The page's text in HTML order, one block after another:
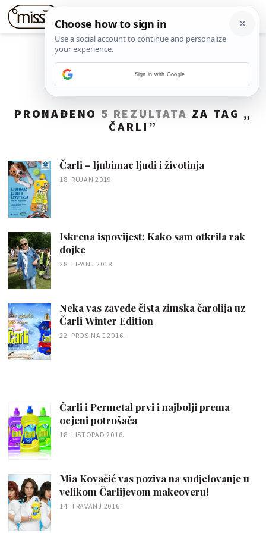
PRONAĐENO 5 REZULTATA ZA TAG „
ČARLI ”
Čarli – ljubimac ljudi i životinja
18. RUJAN 2019.
Iskrena ispovijest: Kako sam otkrila rak
dojke
28. LIPANJ 2018.
Neka vas zavede čista zimska čarolija uz
Čarli Winter Edition
22. PROSINAC 2016.
Čarli i Permetal prvi i najbolji prema
ocjeni potrošača
18. LISTOPAD 2016.
Mia Kovačić vas poziva na sudjelovanje u
velikom Čarlijevom makeoveru!
14. TRAVANJ 2016.
Sign in with Google